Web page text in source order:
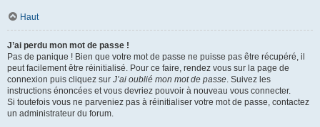
Haut
J’ai perdu mon mot de passe !
Pas de panique ! Bien que votre mot de passe ne puisse pas être récupéré, il
peut facilement être réinitialisé. Pour ce faire, rendez vous sur la page de
connexion puis cliquez sur J’ai oublié mon mot de passe. Suivez les
instructions énoncées et vous devriez pouvoir à nouveau vous connecter.
Si toutefois vous ne parveniez pas à réinitialiser votre mot de passe, contactez
un administrateur du forum.